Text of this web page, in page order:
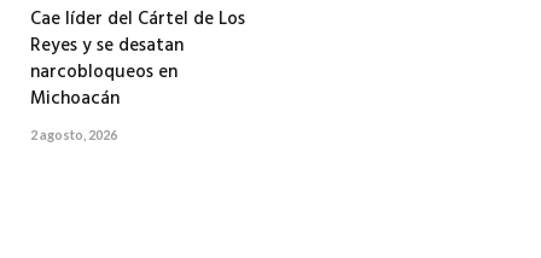
Cae líder del Cártel de Los
Reyes y se desatan
narcobloqueos en
Michoacán
2 agosto, 2026